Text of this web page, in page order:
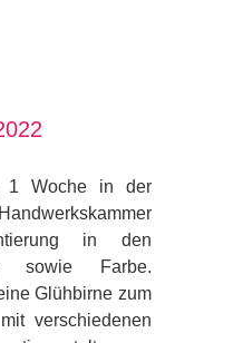
1 Woche in der
in den
sowie Farbe.
Glühbirne zum
verschiedenen